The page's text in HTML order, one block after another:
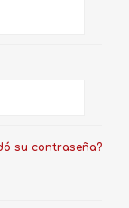
su contraseña?